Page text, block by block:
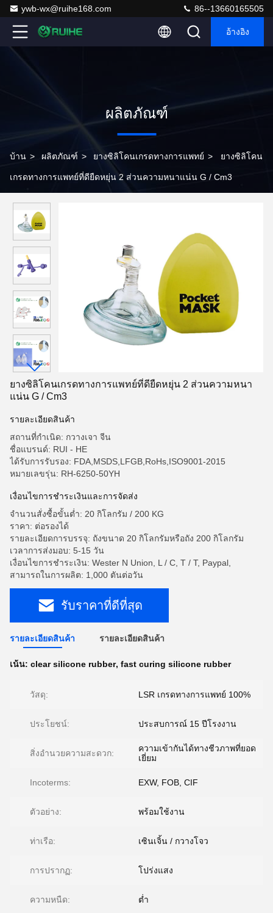
ywb-wx@ruihe168.com 86--13660165505
อ้างอิง
ผลิตภัณฑ์
บ้าน > ผลิตภัณฑ์ > ยางซิลิโคนเกรดทางการแพทย์ > ยางซิลิโคน
เกรดทางการแพทย์ที่ดียืดหยุ่น 2 ส่วนความหนาแน่น G / Cm3
ยางซิลิโคนเกรดทางการแพทย์ที่ดียืดหยุ่น 2 ส่วนความหนา
แน่น G / Cm3
รายละเอียดสินค้า
สถานที่กำเนิด: กวางเจา จีน
ชื่อแบรนด์: RUI - HE
ได้รับการรับรอง: FDA,MSDS,LFGB,RoHs,ISO9001-2015
หมายเลขรุ่น: RH-6250-50YH
เงื่อนไขการชำระเงินและการจัดส่ง
จำนวนสั่งซื้อขั้นต่ำ: 20 กิโลกรัม / 200 KG
ราคา: ต่อรองได้
รายละเอียดการบรรจุ: ถังขนาด 20 กิโลกรัมหรือถัง 200 กิโลกรัม
เวลาการส่งมอบ: 5-15 วัน
เงื่อนไขการชำระเงิน: Wester N Union, L / C, T / T, Paypal,
สามารถในการผลิต: 1,000 ตันต่อวัน
รับราคาที่ดีที่สุด
รายละเอียดสินค้า รายละเอียดสินค้า
เน้น: clear silicone rubber, fast curing silicone rubber
วัสดุ: LSR เกรดทางการแพทย์ 100%
ประโยชน์: ประสบการณ์ 15 ปีโรงงาน
สิ่งอำนวยความสะดวก:
ความเข้ากันได้ทางชีวภาพที่ยอด
เยี่ยม
Incoterms: EXW, FOB, CIF
ตัวอย่าง: พร้อมใช้งาน
ท่าเรือ: เซินเจิ้น / กวางโจว
การปรากฏ: โปร่งแสง
ความหนืด: ต่ำ